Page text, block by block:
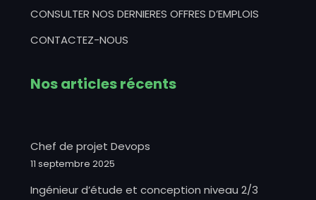
CONSULTER NOS DERNIERES OFFRES D’EMPLOIS
CONTACTEZ-NOUS
Nos articles récents
Chef de projet Devops
11 septembre 2025
Ingénieur d’étude et conception niveau 2/3